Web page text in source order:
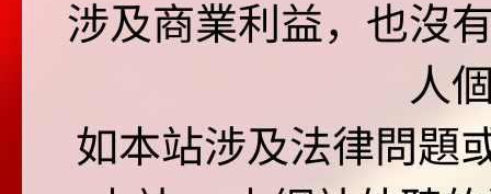
涉及商業利益，也沒
人
如本站涉及法律問題